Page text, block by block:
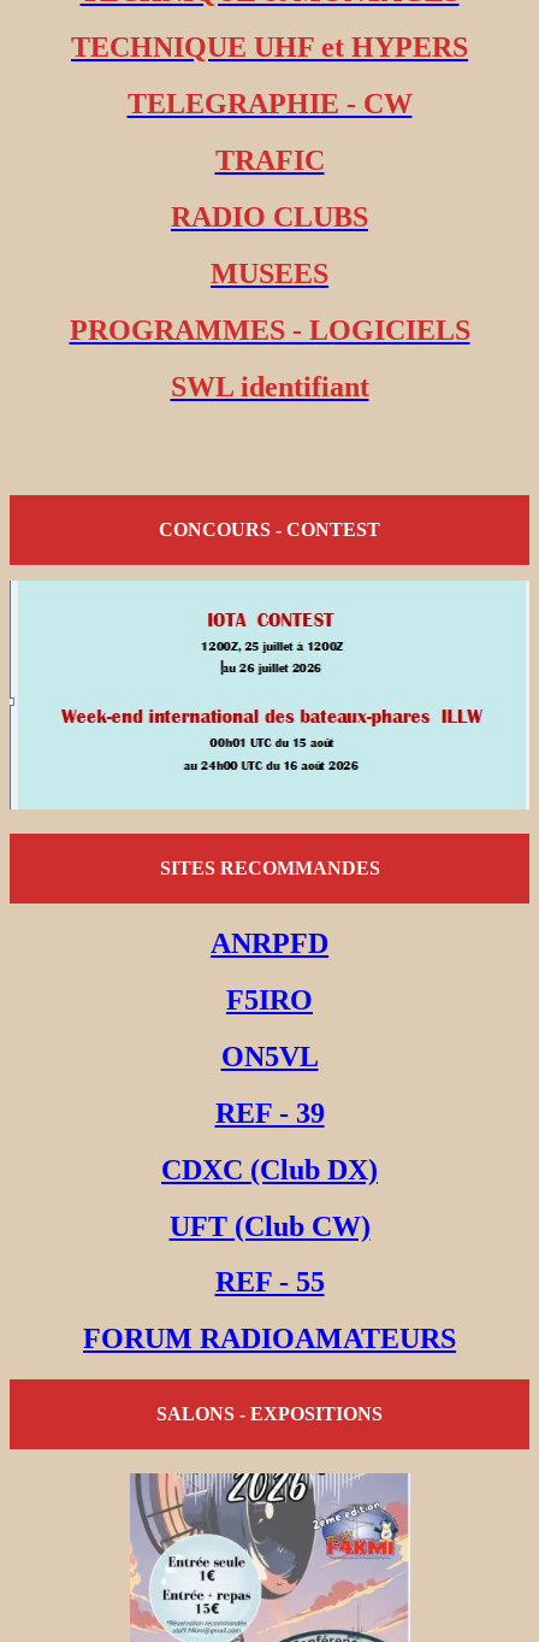
TECHNIQUE UHF et HYPERS
TELEGRAPHIE - CW
TRAFIC
RADIO CLUBS
MUSEES
PROGRAMMES - LOGICIELS
SWL identifiant
CONCOURS - CONTEST
SITES RECOMMANDES
ANRPFD
F5IRO
ON5VL
REF - 39
CDXC (Club DX)
UFT (Club CW)
REF - 55
FORUM RADIOAMATEURS
SALONS - EXPOSITIONS